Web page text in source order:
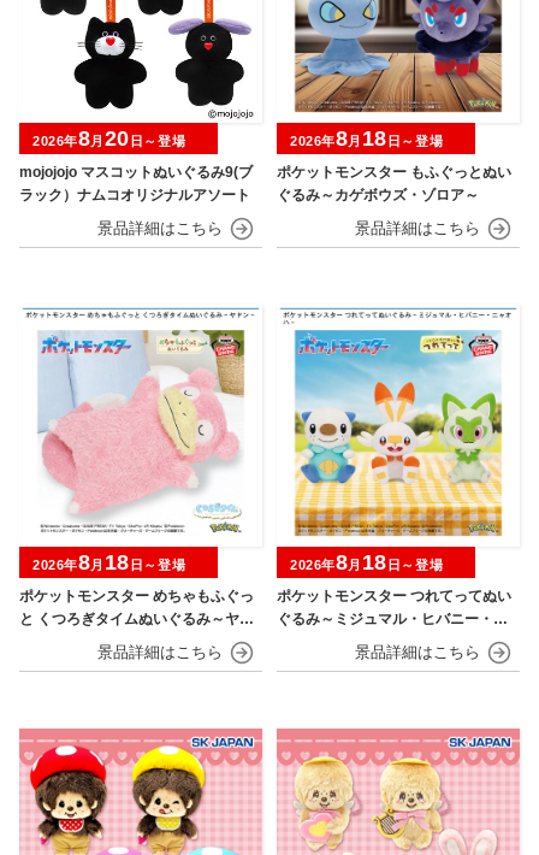
mojojojo マスコットぬいぐるみ9(ブ
ラック）ナムコオリジナルアソート
2026年8月 20 日～登場
ポケットモンスター もふぐっとぬい
ぐるみ～カゲボウズ・ゾロア～
2026年8月 18 日～登場
ポケットモンスター めちゃもふぐっ
と くつろぎタイムぬいぐるみ～ヤド
2026年8月 18 日～登場
ポケットモンスター つれてってぬい
ぐるみ～ミジュマル・ヒバニー・ニ
2026年8月 18 日～登場